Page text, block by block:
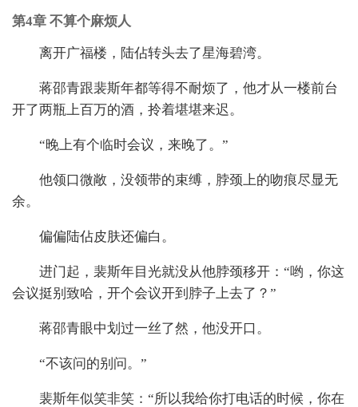
第4章 不算个麻烦人
离开广福楼，陆佔转头去了星海碧湾。
蒋邵青跟裴斯年都等得不耐烦了，他才从一楼前台
开了两瓶上百万的酒，拎着堪堪来迟。
“晚上有个临时会议，来晚了。”
他领口微敞，没领带的束缚，脖颈上的吻痕尽显无
余。
偏偏陆佔皮肤还偏白。
进门起，裴斯年目光就没从他脖颈移开：“哟，你这
会议挺别致哈，开个会议开到脖子上去了？”
蒋邵青眼中划过一丝了然，他没开口。
“不该问的别问。”
裴斯年似笑非笑：“所以我给你打电话的时候，你在